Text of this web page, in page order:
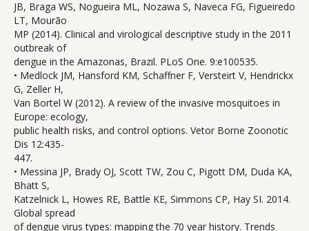
JB, Braga WS, Nogueira ML, Nozawa S, Naveca FG, Figueiredo
LT, Mourão
MP (2014). Clinical and virological descriptive study in the 2011
outbreak of
dengue in the Amazonas, Brazil. PLoS One. 9:e100535.
• Medlock JM, Hansford KM, Schaffner F, Versteirt V, Hendrickx
G, Zeller H,
Van Bortel W (2012). A review of the invasive mosquitoes in
Europe: ecology,
public health risks, and control options. Vetor Borne Zoonotic
Dis 12:435-
447.
• Messina JP, Brady OJ, Scott TW, Zou C, Pigott DM, Duda KA,
Bhatt S,
Katzelnick L, Howes RE, Battle KE, Simmons CP, Hay SI. 2014.
Global spread
of dengue virus types: mapping the 70 year history. Trends